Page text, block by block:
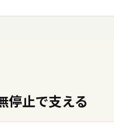
停止で支える